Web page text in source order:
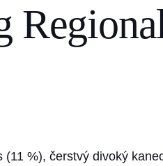
s
e
%), čerstvý divoký